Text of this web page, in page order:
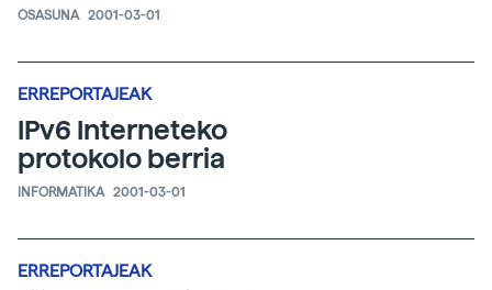
OSASUNA 2001-03-01
ERREPORTAJEAK
IPv6 Interneteko
protokolo berria
INFORMATIKA 2001-03-01
ERREPORTAJEAK